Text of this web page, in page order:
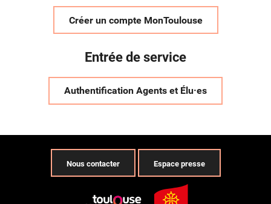
Créer un compte MonToulouse
Entrée de service
Authentification Agents et Élu·es
Nous contacter Espace presse